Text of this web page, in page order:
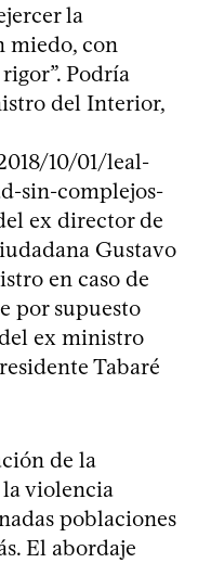
la
miedo, con
Podría
del Interior,
10/01/leal-
sin-complejos-
ex director de
Gustavo
en caso de
por supuesto
ex ministro
Tabaré
de la
violencia
poblaciones
El abordaje